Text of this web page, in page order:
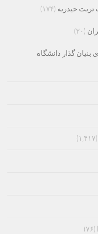
حیدریه (۱۷۴)
(۲۰)
گذار دانشگاه
(۱,۴۱۷)
(۷۶)